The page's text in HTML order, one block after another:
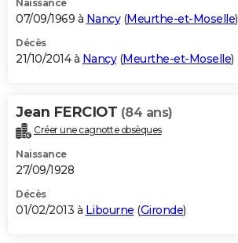
Naissance
07/09/1969 à Nancy(Meurthe-et-Moselle)
Décès
21/10/2014 à Nancy(Meurthe-et-Moselle)
Jean FERCIOT (84 ans)
Créer une cagnotte obsèques
Naissance
27/09/1928
Décès
01/02/2013 à Libourne (Gironde)